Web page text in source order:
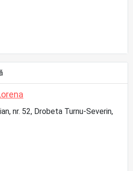
nr. 52, Drobeta Turnu-Severin,